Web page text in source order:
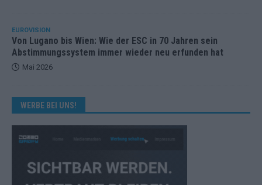
EUROVISION
Von Lugano bis Wien: Wie der ESC in 70 Jahren sein
Abstimmungssystem immer wieder neu erfunden hat
Mai 2026
WERBE BEI UNS!